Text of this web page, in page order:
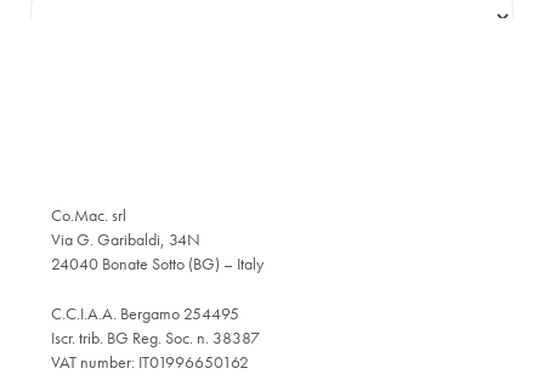
Co.Mac. srl
Via G. Garibaldi, 34N
24040 Bonate Sotto (BG) – Italy
C.C.I.A.A. Bergamo 254495
Iscr. trib. BG Reg. Soc. n. 38387
VAT number: IT01996650162